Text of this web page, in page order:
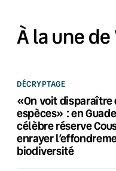
À la une
DÉCRYPTAGE
«On voit disparaître
espèces» : en
célèbre réserve
enrayer
biodiversité